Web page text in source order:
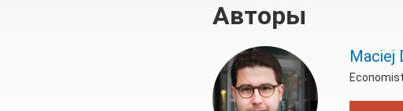
Авторы
Maciej
Economist